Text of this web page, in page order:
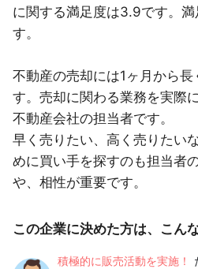
に関する満足度は3.9です。満
す。
不動産の売却には1ヶ月から
す。売却に関わる業務を実際
不動産会社の担当者です。
早く売りたい、高く売りたい
めに買い手を探すのも担当者
や、相性が重要です。
この企業に決めた方は、こん
積極的に販売活動を実施！